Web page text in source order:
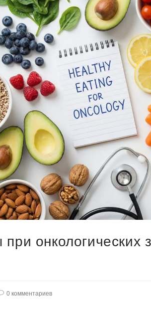
онкологических
0 комментариев